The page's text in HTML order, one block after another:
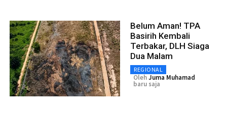
Belum Aman! TPA
Basirih Kembali
Terbakar, DLH Siaga
Dua Malam
REGIONAL
OlehJuma Muhamad
baru saja